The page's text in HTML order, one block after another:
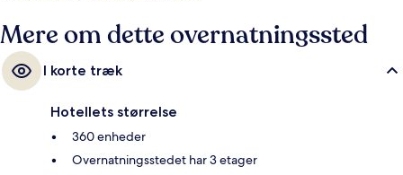
Mere om dette overnatningssted
I korte træk
Hotellets størrelse
360 enheder
Overnatningsstedet har 3 etager